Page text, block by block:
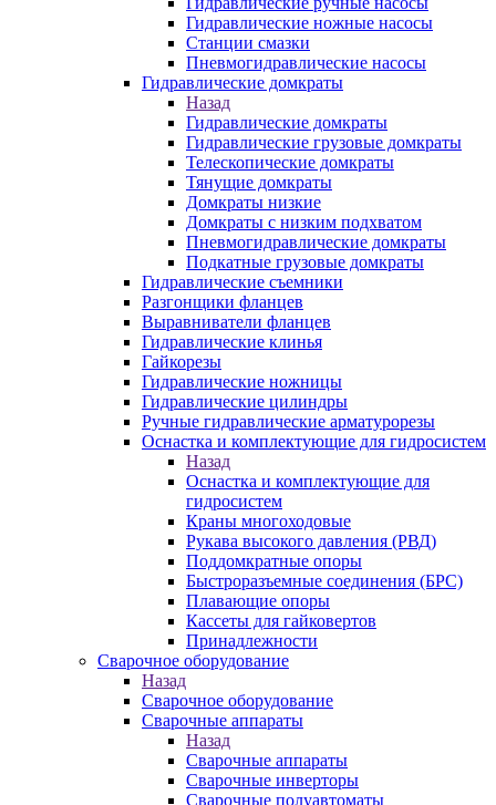
Гидравлические ножные насосы
Станции смазки
Пневмогидравлические насосы
Гидравлические домкраты
Назад
Гидравлические домкраты
Гидравлические грузовые домкраты
Телескопические домкраты
Тянущие домкраты
Домкраты низкие
Домкраты с низким подхватом
Пневмогидравлические домкраты
Подкатные грузовые домкраты
Гидравлические съемники
Разгонщики фланцев
Выравниватели фланцев
Гидравлические клинья
Гайкорезы
Гидравлические ножницы
Гидравлические цилиндры
Ручные гидравлические арматурорезы
Оснастка и комплектующие для гидросистем
Назад
Оснастка и комплектующие для
гидросистем
Краны многоходовые
Рукава высокого давления (РВД)
Поддомкратные опоры
Быстроразъемные соединения (БРС)
Плавающие опоры
Кассеты для гайковертов
Принадлежности
Сварочное оборудование
Назад
Сварочное оборудование
Сварочные аппараты
Назад
Сварочные аппараты
Сварочные инверторы
Сварочные полуавтоматы